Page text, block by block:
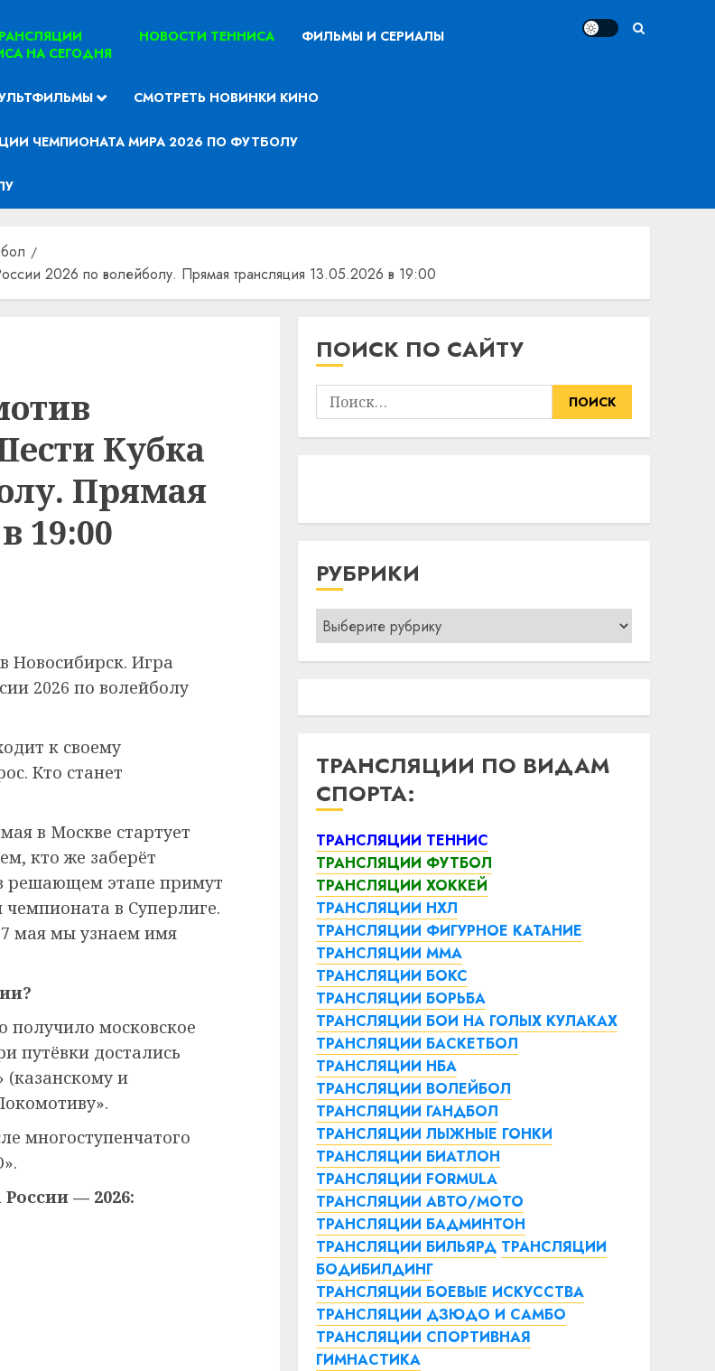
НА СЕГОДНЯ
НОВОСТИ ТЕННИСА ФИЛЬМЫ И СЕРИАЛЫ
СМОТРЕТЬ НОВИНКИ КИНО
ЧЕМПИОНАТА МИРА 2026 ПО ФУТБОЛУ
2026 по волейболу. Прямая трансляция 13.05.2026 в 19:00
Кубка
Прямая
19:00
Новосибирск. Игра
2026 по волейболу
к своему
Кто станет
в Москве стартует
кто же заберёт
решающем этапе примут
в Суперлиге.
мая мы узнаем имя
получило московское
путёвки достались
(казанскому и
многоступенчатого
— 2026:
ПОИСК ПО САЙТУ
Найти:
РУБРИКИ
Рубрики
ТРАНСЛЯЦИИ ПО ВИДАМ
СПОРТА:
ТРАНСЛЯЦИИ ТЕННИС
ТРАНСЛЯЦИИ ФУТБОЛ
ТРАНСЛЯЦИИ ХОККЕЙ
ТРАНСЛЯЦИИ НХЛ
ТРАНСЛЯЦИИ ФИГУРНОЕ КАТАНИЕ
ТРАНСЛЯЦИИ ММА
ТРАНСЛЯЦИИ БОКС
ТРАНСЛЯЦИИ БОРЬБА
ТРАНСЛЯЦИИ БОИ НА ГОЛЫХ КУЛАКАХ
ТРАНСЛЯЦИИ БАСКЕТБОЛ
ТРАНСЛЯЦИИ НБА
ТРАНСЛЯЦИИ ВОЛЕЙБОЛ
ТРАНСЛЯЦИИ ГАНДБОЛ
ТРАНСЛЯЦИИ ЛЫЖНЫЕ ГОНКИ
ТРАНСЛЯЦИИ БИАТЛОН
ТРАНСЛЯЦИИ FORMULA
ТРАНСЛЯЦИИ АВТО/МОТО
ТРАНСЛЯЦИИ БАДМИНТОН
ТРАНСЛЯЦИИ БИЛЬЯРД ТРАНСЛЯЦИИ
БОДИБИЛДИНГ
ТРАНСЛЯЦИИ БОЕВЫЕ ИСКУССТВА
ТРАНСЛЯЦИИ ДЗЮДО И САМБО
ТРАНСЛЯЦИИ СПОРТИВНАЯ
ГИМНАСТИКА